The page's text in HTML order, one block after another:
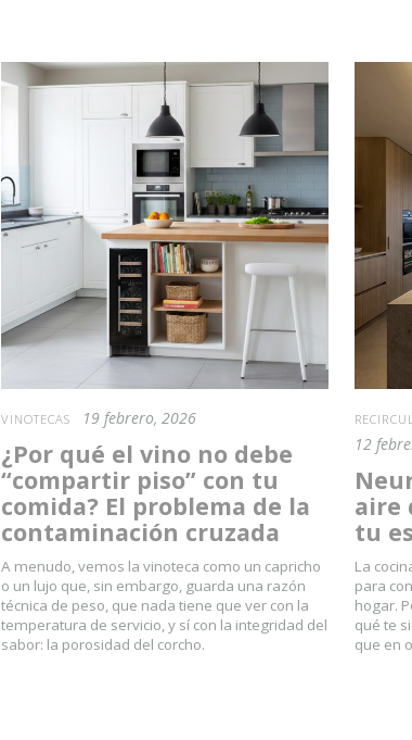
VINOTECAS 19 febrero, 2026
¿Por qué el vino no debe
“compartir piso” con tu
comida? El problema de la
contaminación cruzada
A menudo, vemos la vinoteca como un capricho
o un lujo que, sin embargo, guarda una razón
técnica de peso, que nada tiene que ver con la
temperatura de servicio, y sí con la integridad del
sabor: la porosidad del corcho.
12
aire
tu
La
para
hogar.
qué te
que en